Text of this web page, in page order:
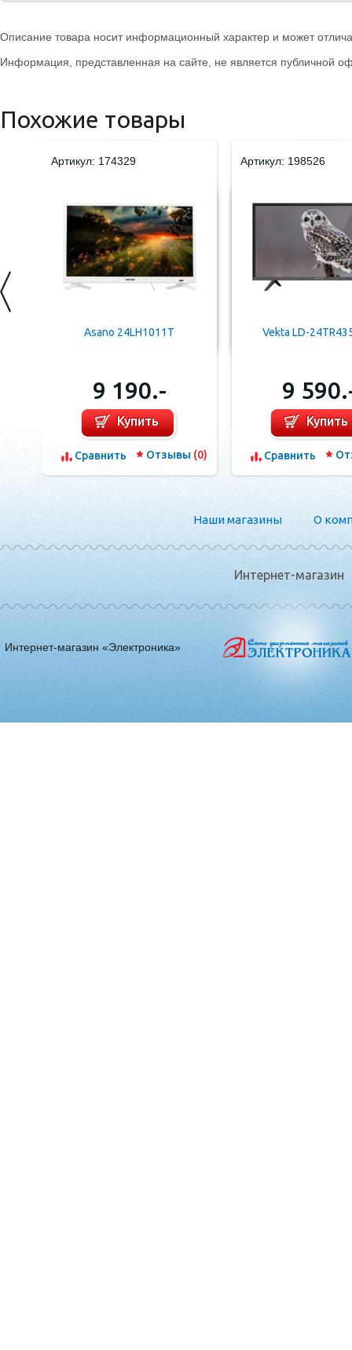
Описание товара носит информационный характер и может
Информация, представленная на сайте, не является публичной
Похожие товары
Артикул: 174329
Asano 24LH1011T
9 190.-
Купить
Сравнить Отзывы (0)
Артикул: 198526
Vekta LD-
9
Купить
Сравнить
Наши магазины О
Интернет-магазин
Интернет-магазин «Электроника»